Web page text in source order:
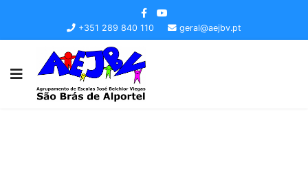
+351 289 840 110 geral@aejbv.pt